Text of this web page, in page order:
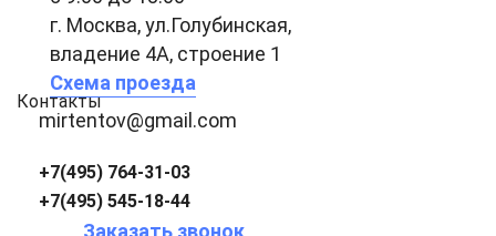
г. Москва, ул.Голубинская,
владение 4А, строение 1
Схема проезда
Контакты
mirtentov@gmail.com
+7(495) 764-31-03
+7(495) 545-18-44
Заказать звонок